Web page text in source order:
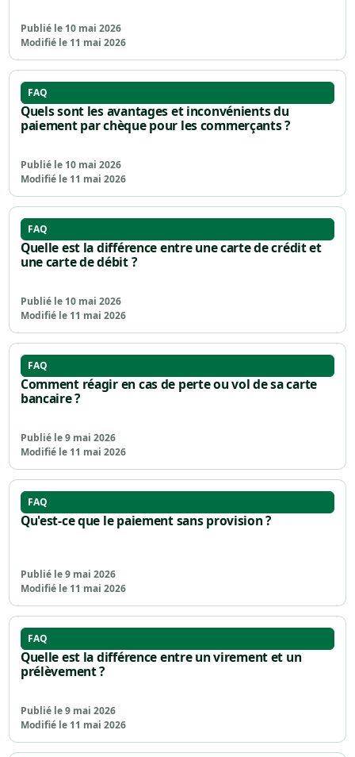
Publié le 10 mai 2026
Modifié le 11 mai 2026
FAQ
Quels sont les avantages et inconvénients du
paiement par chèque pour les commerçants ?
Publié le 10 mai 2026
Modifié le 11 mai 2026
FAQ
Quelle est la différence entre une carte de crédit et
une carte de débit ?
Publié le 10 mai 2026
Modifié le 11 mai 2026
FAQ
Comment réagir en cas de perte ou vol de sa carte
bancaire ?
Publié le 9 mai 2026
Modifié le 11 mai 2026
FAQ
Qu'est-ce que le paiement sans provision ?
Publié le 9 mai 2026
Modifié le 11 mai 2026
FAQ
Quelle est la différence entre un virement et un
prélèvement ?
Publié le 9 mai 2026
Modifié le 11 mai 2026